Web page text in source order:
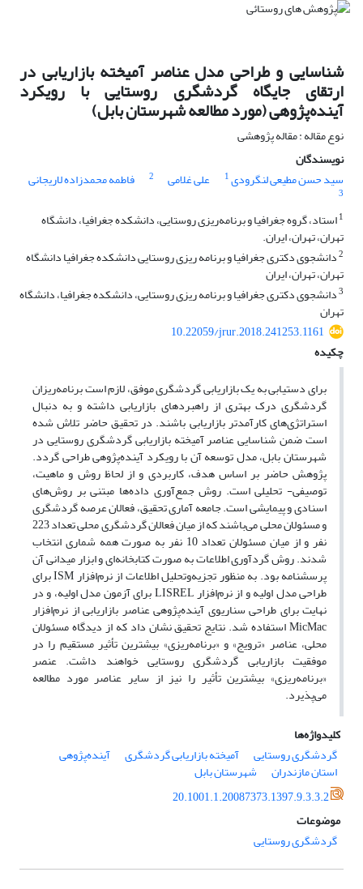
شناسایی و طراحی مدل عناصر آمیخته بازاریابی در
ارتقای جایگاه گردشگری روستایی با رویکرد
آینده‌پژوهی (مورد مطالعه شهرستان بابل)
نوع مقاله : مقاله پژوهشی
نویسندگان
سید حسن مطیعی لنگرودی1 علی غلامی 2 فاطمه محمدزاده لاریجانی
3
1استاد، گروه جغرافیا و برنامه‌ریزی روستایی، دانشکده جغرافیا، دانشگاه
تهران، تهران، ایران.
2دانشجوی دکتری جغرافیا و برنامه ریزی روستایی دانشکده جغرافیا دانشگاه
تهران، تهران، ایران
3دانشجوی دکتری جغرافیا و برنامه ریزی روستایی، دانشکده جغرافیا، دانشگاه
تهران
10.22059/jrur.2018.241253.1161
چکیده
برای دستیابی به یک بازاریابی گردشگری موفق، لازم است برنامه‌ریزان
گردشگری درک بهتری از راهبردهای بازاریابی داشته و به دنبال
استراتژی‌های کارآمدتر بازاریابی باشند. در تحقیق حاضر تلاش شده
است ضمن شناسایی عناصر آمیخته بازاریابی گردشگری روستایی در
شهرستان بابل، مدل توسعه آن با رویکرد آینده‌پژوهی طراحی گردد.
پژوهش حاضر بر اساس هدف، کاربردی و از لحاظ روش و ماهیت،
توصیفی- تحلیلی است. روش جمع‌آوری داده‌ها مبتنی بر روش‌های
اسنادی و پیمایشی است. جامعه آماری تحقیق، فعالان عرصه گردشگری
و مسئولان محلی می‌باشند که از میان فعالان گردشگری محلی تعداد 223
نفر و از میان مسئولان تعداد 10 نفر به صورت همه‌ شماری انتخاب
شدند. روش گردآوری اطلاعات به صورت کتابخانه‌ای و ابزار میدانی آن
پرسشنامه بود. به منظور تجزیه‌و‌تحلیل اطلاعات از نرم‌افزار ISM برای
طراحی مدل اولیه و از نرم‌افزار LISREL برای آزمون مدل اولیه، و در
نهایت برای طراحی سناریوی آینده‌پژوهی عناصر بازاریابی از نرم‌افزار
Mic‌Mac استفاده شد. نتایج تحقیق نشان داد که از دیدگاه مسئولان
محلی، عناصر «ترویج» و «برنامه‌ریزی» بیشترین تأثیر مستقیم را در
موفقیت بازاریابی گردشگری روستایی خواهند داشت. عنصر
«برنامه‌ریزی» بیشترین تأثیر را نیز از سایر عناصر مورد مطالعه
می‌پذیرد.
کلیدواژه‌ها
گردشگری روستایی
آمیخته بازاریابی گردشگری آینده‌پژوهی
استان مازندران
شهرستان بابل
20.1001.1.20087373.1397.9.3.3.2
موضوعات
گردشگری روستایی